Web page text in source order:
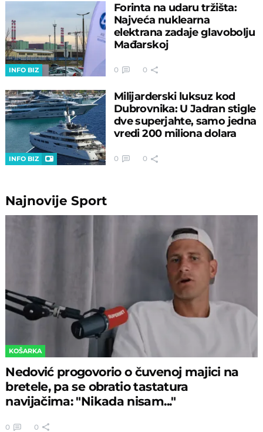
INFO BIZ
Forinta na udaru tržišta:
Najveća nuklearna
elektrana zadaje glavobolju
Mađarskoj
0 0
INFO BIZ
Milijarderski luksuz kod
Dubrovnika: U Jadran stigle
dve superjahte, samo jedna
vredi 200 miliona dolara
0 0
NajnovijeSport
KOŠARKA
Nedović progovorio o čuvenoj majici na
bretele, pa se obratio tastatura
navijačima: "Nikada nisam..."
0 0